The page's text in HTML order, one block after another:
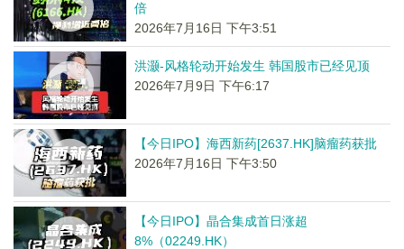
倍
2026年7月16日 下午3:51
洪灏-风格轮动开始发生 韩国股市已经见顶
2026年7月9日 下午6:17
【今日IPO】海西新药[2637.HK]脑瘤药获批
2026年7月16日 下午3:50
【今日IPO】晶合集成首日涨超
8%（02249.HK）